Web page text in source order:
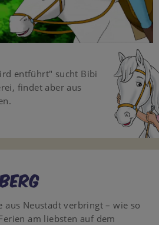
Video
entführt" sucht Bibi
findet aber aus
aus Neustadt verbringt – wie so
am liebsten auf dem